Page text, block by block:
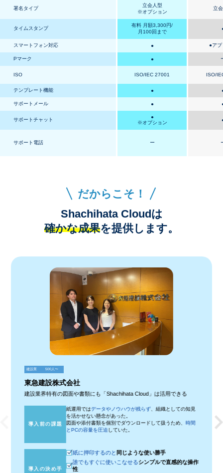
署名タイプ
立会人型
※オプション
立
タイムスタンプ
有料 月額3,300円/
月100回まで
スマートフォン対応 ● ●ア
Pマーク ●
ISO ISO/IEC 27001 ISO/
テンプレート機能 ●
サポートメール ●
サポートチャット
●
※オプション
サポート電話 ー
だからこそ！
Shachihata Cloudは
確かな成果を提供します。
建設業 500人〜
東急建設株式会社
建設業界特有の図面や書類にも「Shachihata Cloud」は活用できる
導入前の課題
紙運用ではデータやノウハウが残らず 、組織としての知見
を活かせない懸念があった。
図面や添付書類を個別でダウンロードして扱うため、時間
とPCの容量を圧迫していた。
導入の決め手
紙に押印するのと 同じような使い勝手
誰でもすぐに使いこなせるシンプルで直感的な操作
性